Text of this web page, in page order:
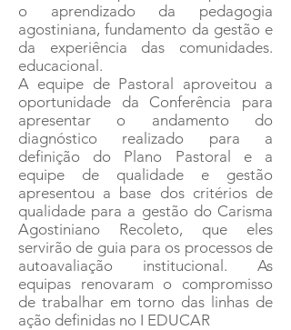
o aprendizado da pedagogia
agostiniana, fundamento da gestão e
da experiência das comunidades.
educacional.
A equipe de Pastoral aproveitou a
oportunidade da Conferência para
apresentar o andamento do
diagnóstico realizado para a
definição do Plano Pastoral e a
equipe de qualidade e gestão
apresentou a base dos critérios de
qualidade para a gestão do Carisma
Agostiniano Recoleto, que eles
servirão de guia para os processos de
autoavaliação institucional. As
equipas renovaram o compromisso
de trabalhar em torno das linhas de
ação definidas no I EDUCAR